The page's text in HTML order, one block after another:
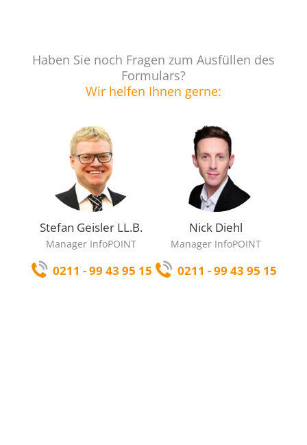
Haben Sie noch Fragen zum Ausfüllen des
Formulars?
Wir helfen Ihnen gerne:
Stefan Geisler LL.B.
Manager InfoPOINT
0211 - 99 43 95 15
Nick Diehl
Manager InfoPOINT
0211 - 99 43 95 15